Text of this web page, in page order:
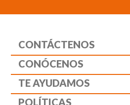
CONTÁCTENOS
CONÓCENOS
TE AYUDAMOS
POLÍTICAS